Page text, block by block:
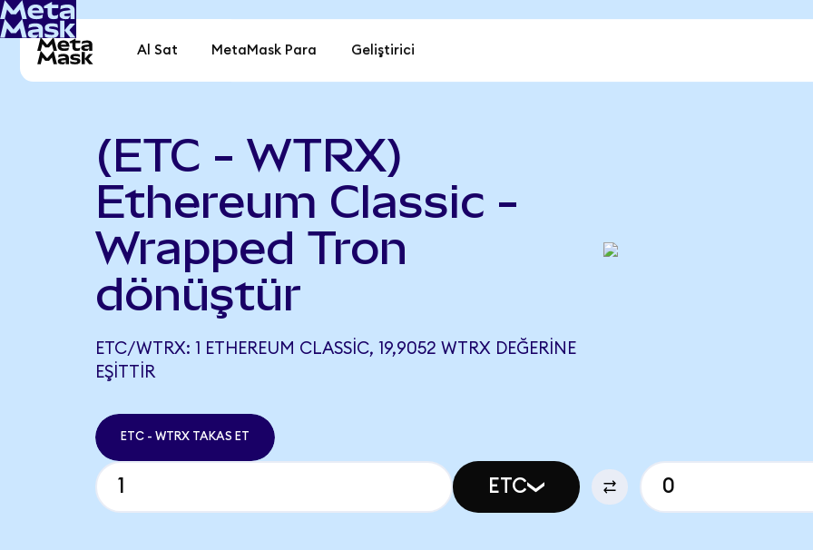
Al Sat MetaMask Para Geliştirici
(ETC - WTRX)
Ethereum Classic -
Wrapped Tron
dönüştür
ETC/WTRX: 1 ETHEREUM CLASSIC, 19,9052 WTRX DEĞERINE
EŞITTIR
ETC - WTRX TAKAS ET
ETC